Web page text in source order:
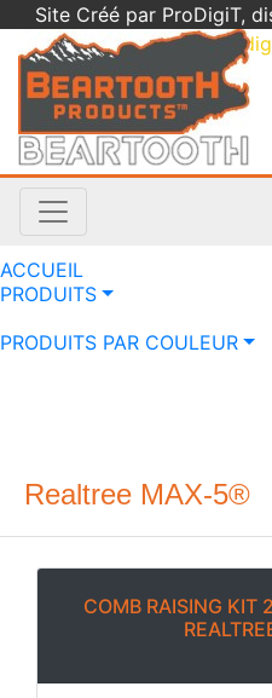
Site Créé par ProDigiT,
France -
ACCUEIL
PRODUITS
PRODUITS PAR COULEUR
Realtree MAX-5®
COMB RAISING KIT